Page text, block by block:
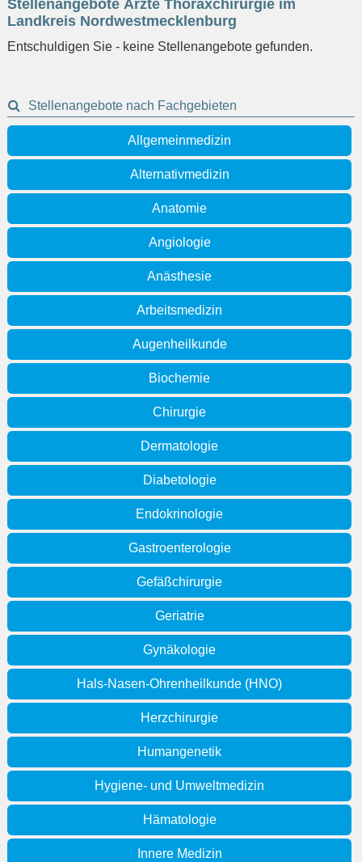
eingeben
Stellenangebote Ärzte Thoraxchirurgie im
Landkreis Nordwestmecklenburg
Entschuldigen Sie - keine Stellenangebote gefunden.
Stellenangebote nach Fachgebieten
Allgemeinmedizin
Alternativmedizin
Anatomie
Angiologie
Anästhesie
Arbeitsmedizin
Augenheilkunde
Biochemie
Chirurgie
Dermatologie
Diabetologie
Endokrinologie
Gastroenterologie
Gefäßchirurgie
Geriatrie
Gynäkologie
Hals-Nasen-Ohrenheilkunde (HNO)
Herzchirurgie
Humangenetik
Hygiene- und Umweltmedizin
Hämatologie
Innere Medizin